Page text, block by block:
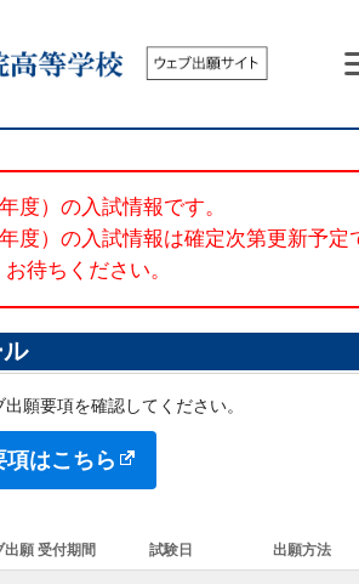
書類の郵送 よくあるご質問
度）の入試情報です。
度）の入試情報は確定次第更新予定
待ちください。
願要項を確認してください。
項はこちら
出願 受付期間 試験日 出願方法